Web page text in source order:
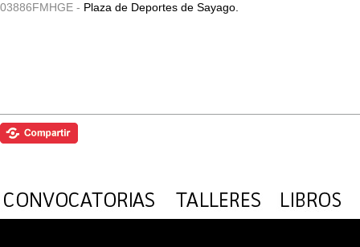
03886FMHGE - Plaza de Deportes de Sayago.